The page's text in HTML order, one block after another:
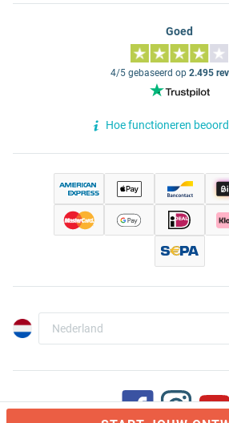
Goed
4/5 gebaseerd op 2.495
Hoe functioneren